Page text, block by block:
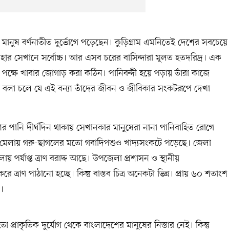
বর্ণনাতীত দুর্ভোগে পড়েছেন। কুড়িগ্রাম এমনিতেই দেশের সবচেয়ে
সেখানে সর্বোচ্চ। আর এসব চরের বাসিন্দারা মূলত হতদরিদ্র। এক
খাবার জোগাড় করা কঠিন। পানিবন্দী হয়ে পড়ায় তাঁরা কাজে
চলে যে এই বন্যা তাঁদের জীবন ও জীবিকার সংকটরূপে দেখা
পানি দীর্ঘদিন থাকায় সেখানকার মানুষেরা নানা পানিবাহিত রোগে
মেলায় গরু-ছাগলের মতো গবাদিপশুও খাদ্যসংকটে পড়েছে। জেলা
ত্রাণ বরাদ্দ আছে। উপজেলা প্রশাসন ও স্থানীয়
ত্রাণ পাঠানো হচ্ছে। কিন্তু বাস্তব চিত্র অনেকটা ভিন্ন। প্রায় ৬০ শতাংশ
প্রাকৃতিক দুর্যোগ থেকে বাংলাদেশের মানুষের নিস্তার নেই। কিন্তু